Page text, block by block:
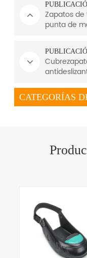
Zapatos
punta de
CATEGORÍAS